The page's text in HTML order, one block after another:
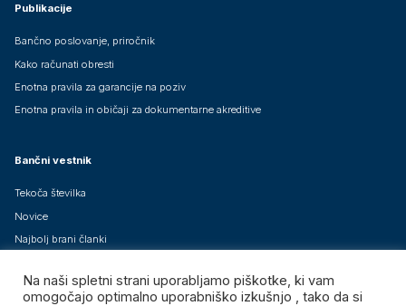
Publikacije
Bančno poslovanje, priročnik
Kako računati obresti
Enotna pravila za garancije na poziv
Enotna pravila in običaji za dokumentarne akreditive
Bančni vestnik
Tekoča številka
Novice
Najbolj brani članki
Brezplačne mednarodne izdaje
Na naši spletni strani uporabljamo piškotke, ki vam
omogočajo optimalno uporabniško izkušnjo , tako da si